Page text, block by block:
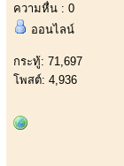
ความหื่น : 0
ออนไลน์
กระทู้: 71,697
โพสต์: 4,936